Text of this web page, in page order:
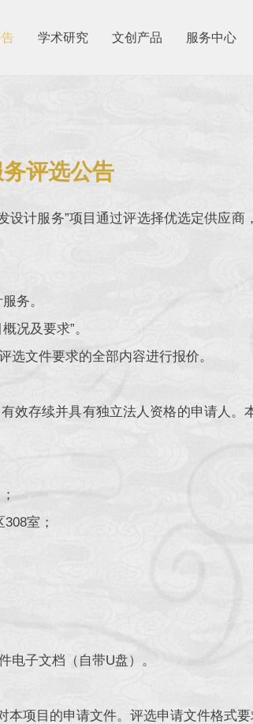
学术研究 文创产品 服务中心
评选公告
设计服务”项目通过评选择优选定供应商
务。
况及要求”。
选文件要求的全部内容进行报价。
效存续并具有独立法人资格的申请人。
室；
电子文档（自带U盘）。
项目的申请文件。评选申请文件格式要